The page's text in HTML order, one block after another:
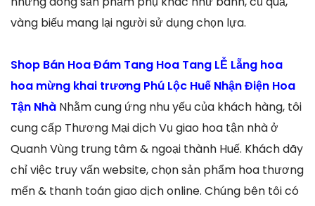
vàng biếu mang lại người sử dụng chọn lựa.
Shop Bán Hoa Đám Tang Hoa Tang LỄ Lẵng hoa
hoa mừng khai trương Phú Lộc Huế Nhận Điện Hoa
Tận Nhà Nhằm cung ứng nhu yếu của khách hàng, tôi
cung cấp Thương Mại dịch Vụ giao hoa tận nhà ở
Quanh Vùng trung tâm & ngoại thành Huế. Khách dãy
chỉ việc truy vấn website, chọn sản phẩm hoa thương
mến & thanh toán giao dịch online. Chúng bên tôi có